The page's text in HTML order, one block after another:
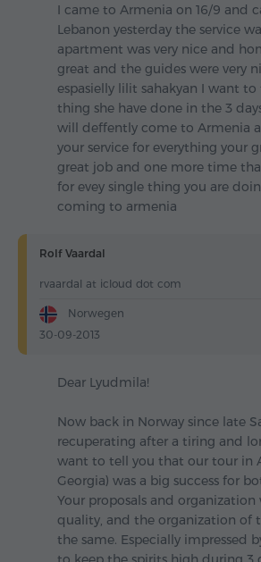
I came to Armenia on 16/9 and
Lebanon yesterday the service
apartment was very nice and
great and the guides were very
espasielly lilit sahakyan I want
thing she have done in the 3
will deffently come to Armenia
your service for everything your
great job and one more time
for evey single thing you are
coming to armenia
Rolf Vaardal
rvaardal at icloud dot com
Norwegen
30-09-2013
Dear Lyudmila!
Now back in Norway since late
recuperating after a tiring and
want to tell you that our tour in
Georgia) was a big success for
Your proposals and organization
quality, and the organization of
the same. Especially impressed